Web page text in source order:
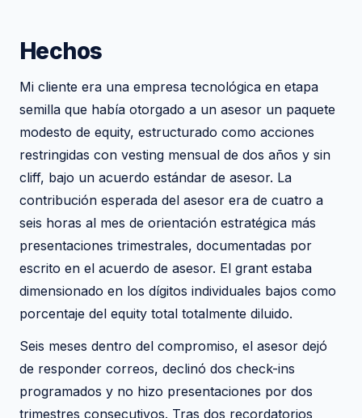
Hechos
Mi cliente era una empresa tecnológica en etapa
semilla que había otorgado a un asesor un paquete
modesto de equity, estructurado como acciones
restringidas con vesting mensual de dos años y sin
cliff, bajo un acuerdo estándar de asesor. La
contribución esperada del asesor era de cuatro a
seis horas al mes de orientación estratégica más
presentaciones trimestrales, documentadas por
escrito en el acuerdo de asesor. El grant estaba
dimensionado en los dígitos individuales bajos como
porcentaje del equity total totalmente diluido.
Seis meses dentro del compromiso, el asesor dejó
de responder correos, declinó dos check-ins
programados y no hizo presentaciones por dos
trimestres consecutivos. Tras dos recordatorios